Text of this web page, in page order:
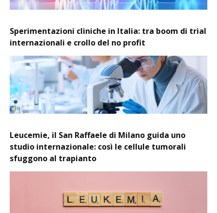
Sperimentazioni cliniche in Italia: tra boom di trial
internazionali e crollo del no profit
Leucemie, il San Raffaele di Milano guida uno
studio internazionale: così le cellule tumorali
sfuggono al trapianto